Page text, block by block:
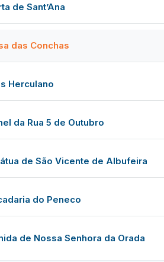
de Sant’Ana
das Conchas
Herculano
da Rua 5 de Outubro
de São Vicente de Albufeira
do Peneco
de Nossa Senhora da Orada